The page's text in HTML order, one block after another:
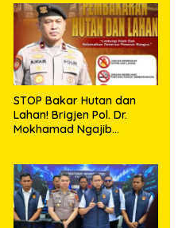
STOP Bakar Hutan dan
Lahan! Brigjen Pol. Dr.
Mokhamad Ngajib
Masa Depan!